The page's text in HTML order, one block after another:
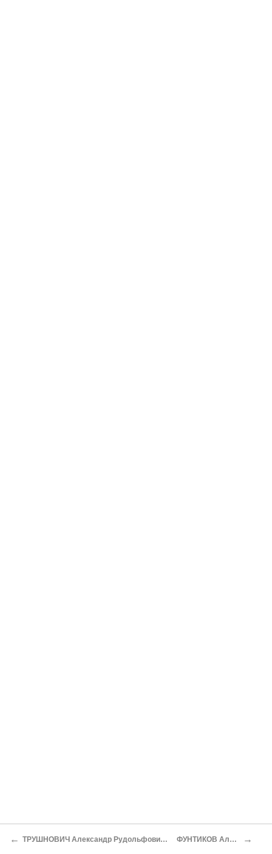
← ТРУШНОВИЧ Александр Рудольфович (до перехода в православие — Рудольф) ФУНТИКОВ Алексей Афанасьевич →